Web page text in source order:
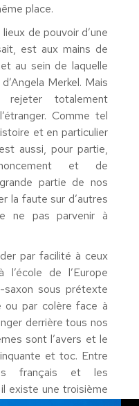
place.
de pouvoir d’une
est aux mains de
au sein de laquelle
Merkel. Mais
totalement
Comme tel
et en particulier
aussi, pour partie,
et de
partie de nos
la faute sur d’autres
ne pas parvenir à
par facilité à ceux
de l’Europe
saxon sous prétexte
ou par colère face à
derrière tous nos
sont l’avers et le
et toc. Entre
français et les
existe une troisième